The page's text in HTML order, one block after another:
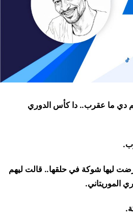
دي ما عقرب.. دا كأس الدوري
ليها شوكة في حلقها.. قالت ليهم
الموريتاني.